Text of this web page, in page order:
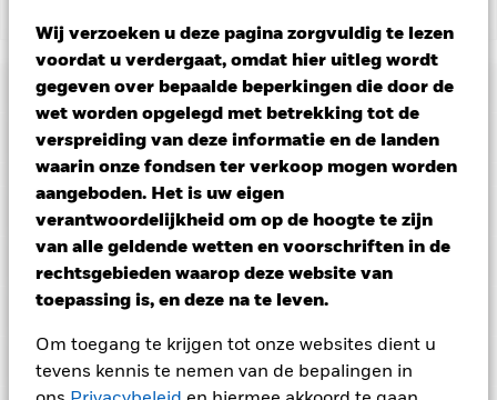
Wij verzoeken u deze pagina zorgvuldig te lezen
voordat u verdergaat, omdat hier uitleg wordt
gegeven over bepaalde beperkingen die door de
wet worden opgelegd met betrekking tot de
verspreiding van deze informatie en de landen
waarin onze fondsen ter verkoop mogen worden
aangeboden. Het is uw eigen
verantwoordelijkheid om op de hoogte te zijn
van alle geldende wetten en voorschriften in de
rechtsgebieden waarop deze website van
toepassing is, en deze na te leven.
Om toegang te krijgen tot onze websites dient u
tevens kennis te nemen van de bepalingen in
BGF Fixed Income Global Opportunities Fund
Risicometer
Performance
Grafiek
Volledige grafiek bekijken
Uitkeringen
Vastrentende effecten met een rating lager dan
beleggingskwaliteit zijn gevoeliger voor veranderingen in
rentetarieven en brengen een groter 'kredietrisico' met zich
mee dan vastrentende effecten met een hogere rating.
asset backed securities (ABS) en mortgage backed securities
(MBS) gelden dezelfde risico's als voor vastrentende effecten.
liquiditeitsrisico, maken vaak gebruik van leningen en geven
weer.Valutarisico: Het Fonds belegt in andere valuta's.
Veranderingen in wisselkoersen zijn daarom van invloed op
Kerngegevens
Fondsomvang
per 06/aug/2026
USD 9.244.945.123
Basisvaluta
Portefeuille kenmerken
per 30/jun/2026
Ratings
Morningstar-rating
Posities